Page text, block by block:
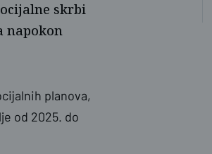
skrbi
napokon
planova,
od 2025. do